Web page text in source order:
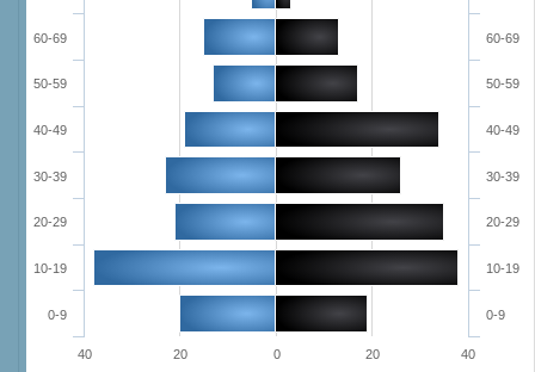
0-9
10-19
20-29
30-39
40-49
50-59
60-69
0-9
10-19
20-29
30-39
40-49
50-59
60-69
40 20 0 20 40